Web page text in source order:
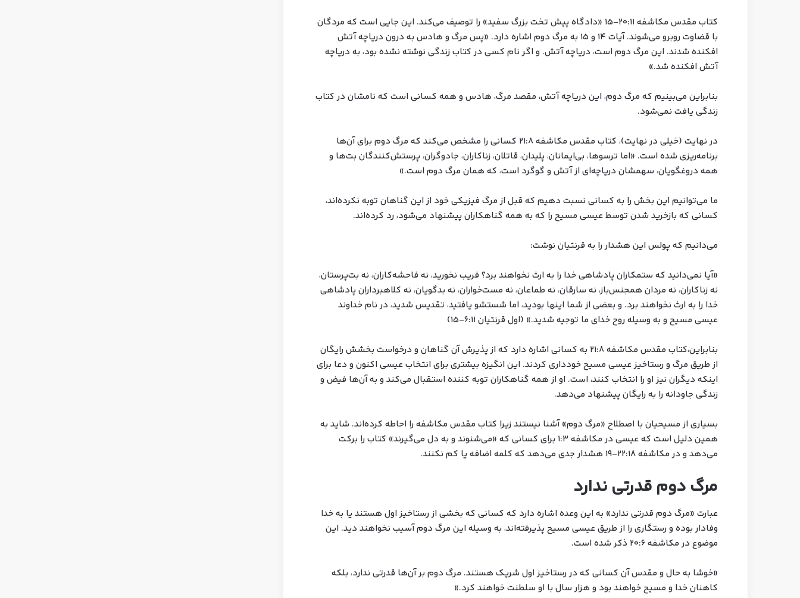
کتاب مقدس مکاشفه ۲۰:۱۱-۱۵ «دادگاه پیش تخت بزرگ سفید» را توصیف می‌کند. این جایی است که مردگان
با قضاوت روبرو می‌شوند. آیات ۱۴ و ۱۵ به مرگ دوم اشاره دارد. «پس مرگ و هادس به درون دریاچه آتش
افکنده شدند. این مرگ دوم است، دریاچه آتش. و اگر نام کسی در کتاب زندگی نوشته نشده بود، به دریاچه
آتش افکنده شد.»
بنابراین می‌بینیم که مرگ دوم، این دریاچه آتش، مقصد مرگ، هادس و همه کسانی است که نامشان در کتاب
زندگی یافت نمی‌شود.
در نهایت (خیلی در نهایت)، کتاب مقدس مکاشفه ۲۱:۸ کسانی را مشخص می‌کند که مرگ دوم برای آن‌ها
برنامه‌ریزی شده است. «اما ترسوها، بی‌ایمانان، پلیدان، قاتلان، زناکاران، جادوگران، پرستش‌کنندگان بت‌ها و
همه دروغگویان، سهمشان دریاچه‌ای از آتش و گوگرد است، که همان مرگ دوم است.»
ما می‌توانیم این بخش را به کسانی نسبت دهیم که قبل از مرگ فیزیکی خود از این گناهان توبه نکرده‌اند،
کسانی که بازخرید شدن توسط عیسی مسیح را که به همه گناهکاران پیشنهاد می‌شود، رد کرده‌اند.
می‌دانیم که پولس این هشدار را به قرنتیان نوشت:
«آیا نمی‌دانید که ستمکاران پادشاهی خدا را به ارث نخواهند برد؟ فریب نخورید، نه فاحشه‌کاران، نه بت‌پرستان،
نه زناکاران، نه مردان همجنس‌باز، نه سارقان، نه طماعان، نه مست‌خواران، نه بدگویان، نه کلاهبرداران پادشاهی
خدا را به ارث نخواهند برد. و بعضی از شما اینها بودید، اما شستشو یافتید، تقدیس شدید، در نام خداوند
عیسی مسیح و به وسیله روح خدای ما توجیه شدید.» (اول قرنتیان ۶:۱۱-۱۵)
بنابراین،کتاب مقدس مکاشفه ۲۱:۸ به کسانی اشاره دارد که از پذیرش آن گناهان و درخواست بخشش رایگان
از طریق مرگ و رستاخیز عیسی مسیح خودداری کردند. این انگیزه بیشتری برای انتخاب عیسی اکنون و دعا برای
اینکه دیگران نیز او را انتخاب کنند، است. او از همه گناهکاران توبه کننده استقبال می‌کند و به آن‌ها فیض و
زندگی جاودانه را به رایگان پیشنهاد می‌دهد.
بسیاری از مسیحیان با اصطلاح «مرگ دوم» آشنا نیستند زیرا کتاب مقدس مکاشفه را احاطه کرده‌اند. شاید به
همین دلیل است که عیسی در مکاشفه ۱:۳ برای کسانی که «می‌شنوند و به دل می‌گیرند» کتاب را برکت
می‌دهد و در مکاشفه ۲۲:۱۸-۱۹ هشدار جدی می‌دهد که کلمه اضافه یا کم نکنند.
مرگ دوم قدرتی ندارد
عبارت «مرگ دوم قدرتی ندارد» به این وعده اشاره دارد که کسانی که بخشی از رستاخیز اول هستند یا به خدا
وفادار بوده و رستگاری را از طریق عیسی مسیح پذیرفته‌اند، به وسیله این مرگ دوم آسیب نخواهند دید. این
موضوع در مکاشفه ۲۰:۶ ذکر شده است.
«خوشا به حال و مقدس آن کسانی که در رستاخیز اول شریک هستند. مرگ دوم بر آن‌ها قدرتی ندارد، بلکه
کاهنان خدا و مسیح خواهند بود و هزار سال با او سلطنت خواهند کرد.»